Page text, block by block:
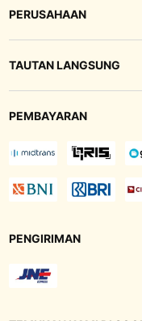
PERUSAHAAN
TAUTAN LANGSUNG
PEMBAYARAN
PENGIRIMAN